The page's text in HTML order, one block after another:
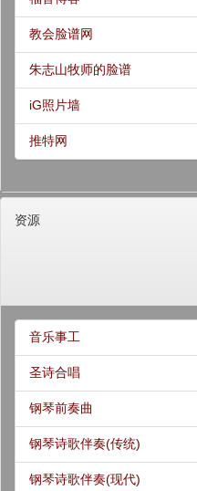
教会脸谱网
朱志山牧师的脸谱
iG照片墙
推特网
资源
音乐事工
圣诗合唱
钢琴前奏曲
钢琴诗歌伴奏(传统)
钢琴诗歌伴奏(现代)